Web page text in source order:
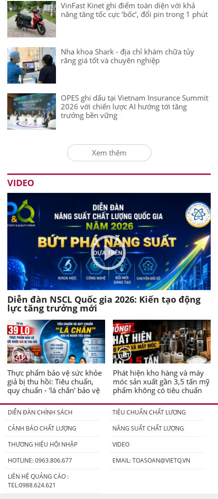
VinFast Kinet ghi điểm toàn diện với khả
năng tăng tốc cực ‘bốc’, đổi pin trong 1 phút
Nha khoa Shark - địa chỉ khám chữa tủy
răng giá tốt và chuyên nghiệp
OPES ghi dấu tại Vietnam Insurance Summit
2026 với chiến lược AI hướng tới tăng
trưởng bền vững
Xem thêm
VIDEO
Diễn đàn NSCL Quốc gia 2026: Kiến tạo động
lực tăng trưởng mới
Thực phẩm bảo vệ sức khỏe
giả bị thu hồi: Tiêu chuẩn,
quy chuẩn - 'lá chắn' bảo vệ
Phát hiện kho hàng và máy
móc sản xuất gần 3,5 tấn mỹ
phẩm không có tiêu chuẩn
DIỄN ĐÀN CHÍNH SÁCH
TIÊU CHUẨN CHẤT LƯỢNG
CẢNH BÁO CHẤT LƯỢNG
NĂNG SUẤT CHẤT LƯỢNG
THƯƠNG HIỆU HỘI NHẬP
VIDEO
HOTLINE: 0963.806.677
EMAIL:TOASOAN@VIETQ.VN
LIÊN HỆ QUẢNG CÁO :
TEL:0988.624.621